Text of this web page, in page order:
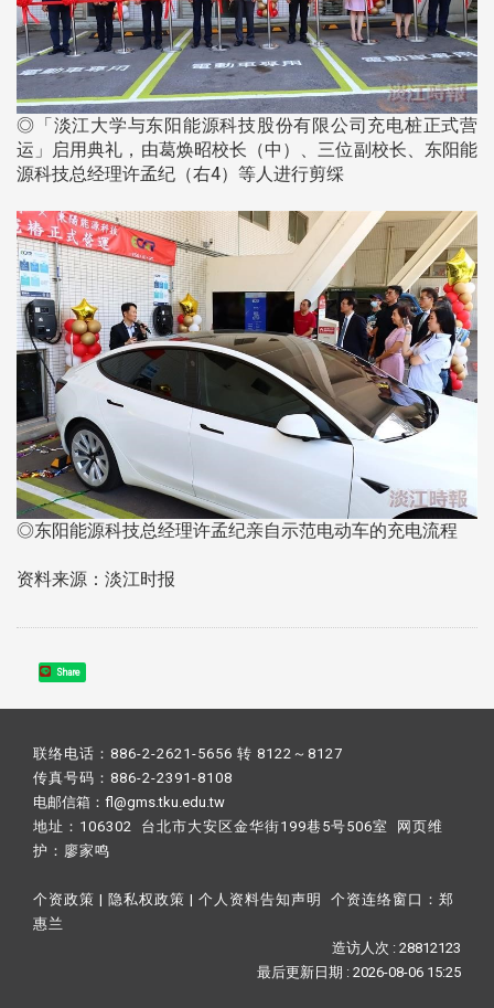
◎「淡江大学与东阳能源科技股份有限公司充电桩正式营
运」启用典礼，由葛焕昭校长（中）、三位副校长、东阳能
源科技总经理许孟纪（右4）等人进行剪䌽
◎东阳能源科技总经理许孟纪亲自示范电动车的充电流程
资料来源：淡江时报
Share
联络电话：886-2-2621-5656 转 8122～8127
传真号码：886-2-2391-8108
电邮信箱：fl@gms.tku.edu.tw
地址：106302 台北市大安区金华街199巷5号506室 网页维
护： 廖家鸣​
个资政策 | 隐私权政策 | 个人资料告知声明 个资连络窗口： 郑
惠兰
造访人次 : 28812123
最后更新日期 :2026-08-06 15:25